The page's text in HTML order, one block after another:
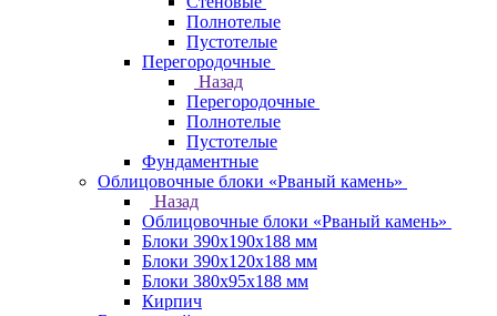
Полнотелые
Пустотелые
Перегородочные
Назад
Перегородочные
Полнотелые
Пустотелые
Фундаментные
Облицовочные блоки «Рваный камень»
Назад
Облицовочные блоки «Рваный камень»
Блоки 390х190х188 мм
Блоки 390х120х188 мм
Блоки 380х95х188 мм
Кирпич